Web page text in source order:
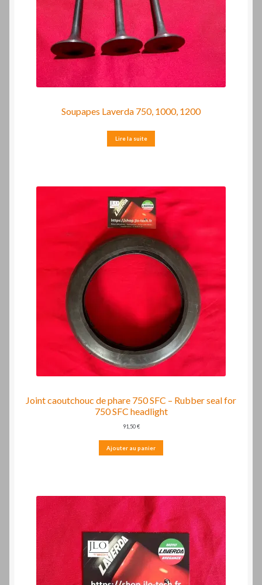
Soupapes Laverda 750, 1000, 1200
Lire la suite
Joint caoutchouc de phare 750 SFC – Rubber seal for
750 SFC headlight
91,50€
Ajouter au panier